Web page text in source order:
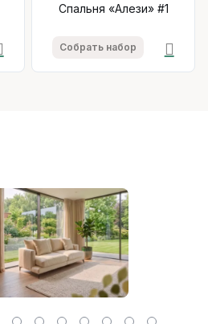
Спальня «Алези» #1
Собрать набор